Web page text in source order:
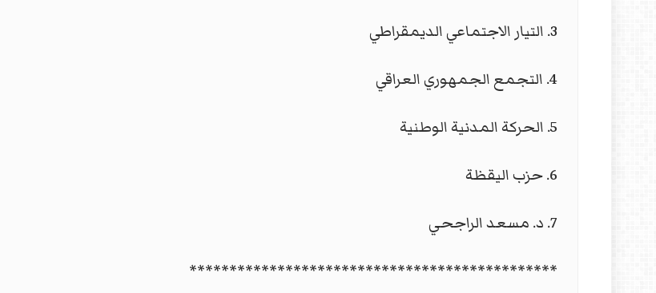
3. التيار الاجتماعي الديمقراطي
4. التجمع الجمهوري العراقي
5. الحركة المدنية الوطنية
6. حزب اليقظة
7. د. مسعد الراجحي
**********************************************